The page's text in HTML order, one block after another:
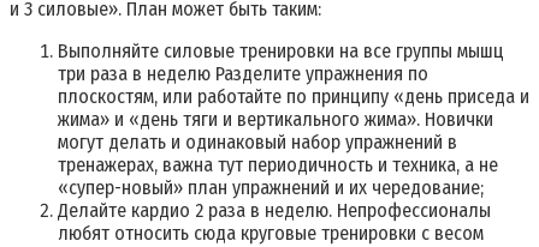
и 3 силовые». План может быть таким:
Выполняйте силовые тренировки на все группы мышц
три раза в неделю Разделите упражнения по
плоскостям, или работайте по принципу «день приседа и
жима» и «день тяги и вертикального жима». Новички
могут делать и одинаковый набор упражнений в
тренажерах, важна тут периодичность и техника, а не
«супер-новый» план упражнений и их чередование;
Делайте кардио 2 раза в неделю. Непрофессионалы
любят относить сюда круговые тренировки с весом